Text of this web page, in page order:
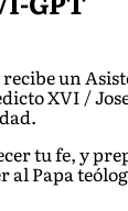
un
XVI /
tu fe, y
al Papa